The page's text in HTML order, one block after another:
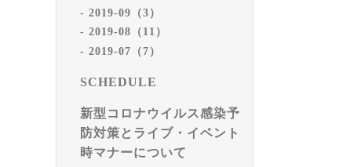
2019-09（3）
2019-08（11）
2019-07（7）
SCHEDULE
新型コロナウイルス感染予
防対策とライブ・イベント
時マナーについて